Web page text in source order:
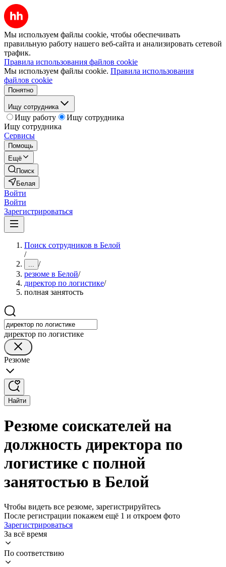
Мы используем файлы cookie, чтобы обеспечивать
правильную работу нашего веб-сайта и анализировать сетевой
трафик.
Правила использования файлов cookie
Мы используем файлы cookie. Правила использования
файлов cookie
Понятно
Ищу сотрудника
Ищу работу
Ищу сотрудника
Ищу сотрудника
Сервисы
Помощь
Ещё
Поиск
Белая
Войти
Войти
Зарегистрироваться
Поиск сотрудников в Белой
/
... /
резюме в Белой/
директор по логистике/
полная занятость
директор по логистике
Резюме
Найти
Резюме соискателей на
должность директора по
логистике с полной
занятостью в Белой
Чтобы видеть все резюме, зарегистрируйтесь
После регистрации покажем ещё 1 и откроем фото
Зарегистрироваться
За всё время
По соответствию